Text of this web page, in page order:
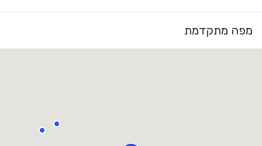
מפה מתקדמת